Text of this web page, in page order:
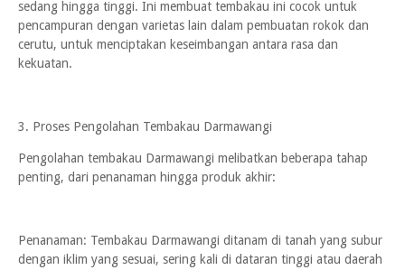
sedang hingga tinggi. Ini membuat tembakau ini cocok untuk
pencampuran dengan varietas lain dalam pembuatan rokok dan
cerutu, untuk menciptakan keseimbangan antara rasa dan
kekuatan.
3. Proses Pengolahan Tembakau Darmawangi
Pengolahan tembakau Darmawangi melibatkan beberapa tahap
penting, dari penanaman hingga produk akhir:
Penanaman: Tembakau Darmawangi ditanam di tanah yang subur
dengan iklim yang sesuai, sering kali di dataran tinggi atau daerah